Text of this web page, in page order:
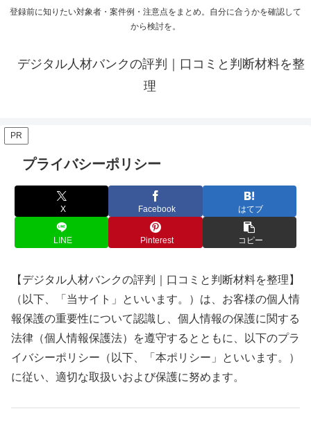
登録前に知りたい対象者・案件例・注意点をまとめ。自分に合うかを確認して
から検討を。
デジタル人材バンクの評判｜口コミと判断材料を整
理
PR
プライバシーポリシー
X Facebook はてブ
LINE Pinterest コピー
【デジタル人材バンクの評判｜口コミと判断材料を整理】
（以下、「当サイト」といいます。）は、お客様の個人情
報保護の重要性について認識し、個人情報の保護に関する
法律（個人情報保護法）を遵守するとともに、以下のプラ
イバシーポリシー（以下、「本ポリシー」といいます。）
に従い、適切な取扱いおよび保護に努めます。